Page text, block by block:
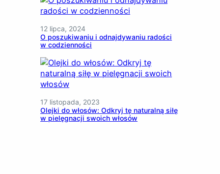
12 lipca, 2024
O poszukiwaniu i odnajdywaniu radości
w codzienności
17 listopada, 2023
Olejki do włosów: Odkryj tę naturalną siłę
w pielęgnacji swoich włosów